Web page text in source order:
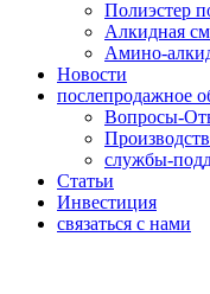
Полиэстер
Алкидная
Амино-
Новости
послепродажное
Вопросы-
службы-
Статьи
Инвестиция
связаться с нами